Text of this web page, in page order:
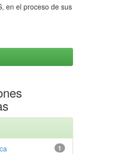
en el proceso de sus
1